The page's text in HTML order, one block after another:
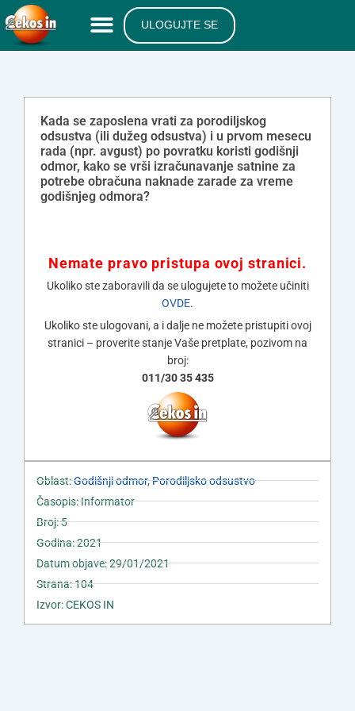
ULOGUJTE SE
Kada se zaposlena vrati za porodiljskog
odsustva (ili dužeg odsustva) i u prvom mesecu
rada (npr. avgust) po povratku koristi godišnji
odmor, kako se vrši izračunavanje satnine za
potrebe obračuna naknade zarade za vreme
godišnjeg odmora?
Nemate pravo pristupa ovoj stranici.
Ukoliko ste zaboravili da se ulogujete to možete učiniti
OVDE.
Ukoliko ste ulogovani, a i dalje ne možete pristupiti ovoj
stranici – proverite stanje Vaše pretplate, pozivom na
broj:
011/30 35 435
Oblast:Godišnji odmor,Porodiljsko odsustvo
Časopis: Informator
Broj: 5
Godina: 2021
Datum objave: 29/01/2021
Strana: 104
Izvor: CEKOS IN